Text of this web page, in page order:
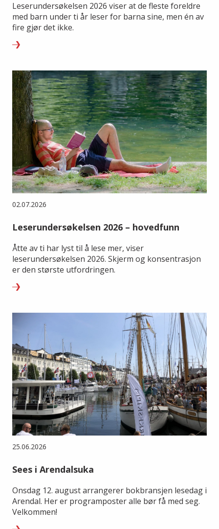
Leserundersøkelsen 2026 viser at de fleste foreldre
med barn under ti år leser for barna sine, men én av
fire gjør det ikke.
02.07.2026
Leserundersøkelsen 2026 – hovedfunn
Åtte av ti har lyst til å lese mer, viser
leserundersøkelsen 2026. Skjerm og konsentrasjon
er den største utfordringen.
25.06.2026
Sees i Arendalsuka
Onsdag 12. august arrangerer bokbransjen lesedag i
Arendal. Her er programposter alle bør få med seg.
Velkommen!